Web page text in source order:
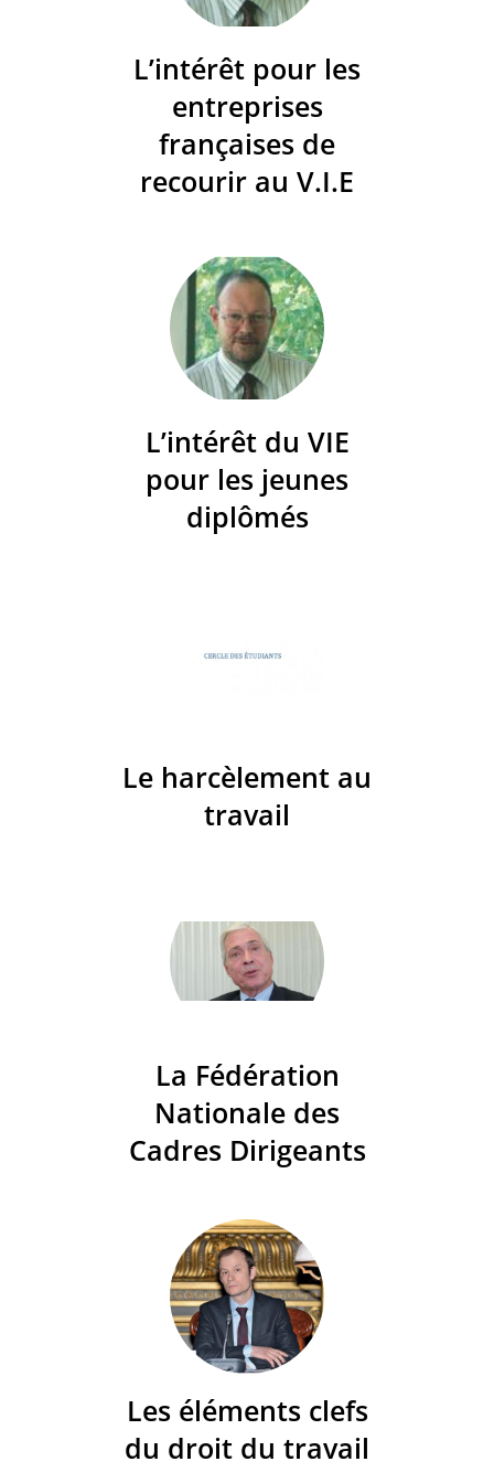
L’intérêt pour les
entreprises
françaises de
recourir au V.I.E
L’intérêt du VIE
pour les jeunes
diplômés
Le harcèlement au
travail
La Fédération
Nationale des
Cadres Dirigeants
Les éléments clefs
du droit du travail